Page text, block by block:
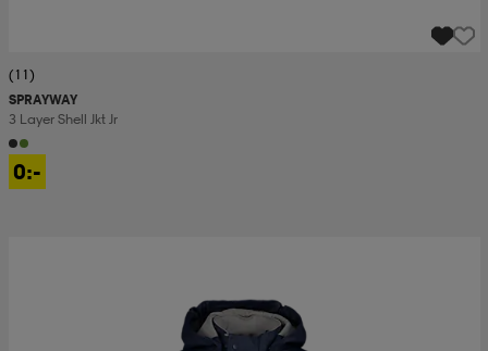
(11)
SPRAYWAY
3 Layer Shell Jkt Jr
0:-